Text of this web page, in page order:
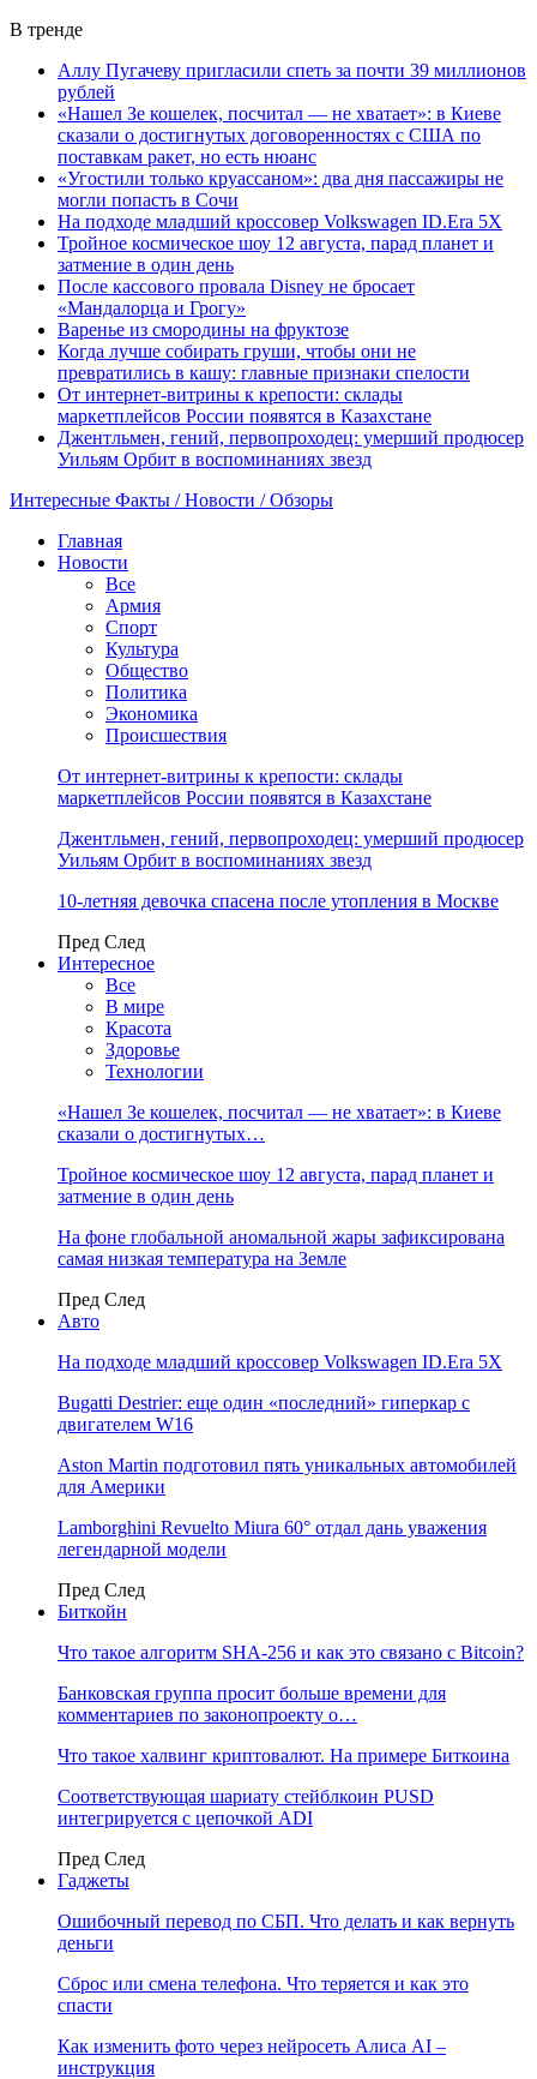
В тренде
Аллу Пугачеву пригласили спеть за почти 39 миллионов
рублей
«Нашел Зе кошелек, посчитал — не хватает»: в Киеве
сказали о достигнутых договоренностях с США по
поставкам ракет, но есть нюанс
«Угостили только круассаном»: два дня пассажиры не
могли попасть в Сочи
На подходе младший кроссовер Volkswagen ID.Era 5X
Тройное космическое шоу 12 августа, парад планет и
затмение в один день
После кассового провала Disney не бросает
«Мандалорца и Грогу»
Варенье из смородины на фруктозе
Когда лучше собирать груши, чтобы они не
превратились в кашу: главные признаки спелости
От интернет-витрины к крепости: склады
маркетплейсов России появятся в Казахстане
Джентльмен, гений, первопроходец: умерший продюсер
Уильям Орбит в воспоминаниях звезд
Интересные Факты / Новости / Обзоры
Главная
Новости
Все
Армия
Спорт
Культура
Общество
Политика
Экономика
Происшествия
От интернет-витрины к крепости: склады
маркетплейсов России появятся в Казахстане
Джентльмен, гений, первопроходец: умерший продюсер
Уильям Орбит в воспоминаниях звезд
10-летняя девочка спасена после утопления в Москве
Пред След
Интересное
Все
В мире
Красота
Здоровье
Технологии
«Нашел Зе кошелек, посчитал — не хватает»: в Киеве
сказали о достигнутых…
Тройное космическое шоу 12 августа, парад планет и
затмение в один день
На фоне глобальной аномальной жары зафиксирована
самая низкая температура на Земле
Пред След
Авто
На подходе младший кроссовер Volkswagen ID.Era 5X
Bugatti Destrier: еще один «последний» гиперкар с
двигателем W16
Aston Martin подготовил пять уникальных автомобилей
для Америки
Lamborghini Revuelto Miura 60° отдал дань уважения
легендарной модели
Пред След
Биткойн
Что такое алгоритм SHA-256 и как это связано с Bitcoin?
Банковская группа просит больше времени для
комментариев по законопроекту о…
Что такое халвинг криптовалют. На примере Биткоина
Соответствующая шариату стейблкоин PUSD
интегрируется с цепочкой ADI
Пред След
Гаджеты
Ошибочный перевод по СБП. Что делать и как вернуть
деньги
Сброс или смена телефона. Что теряется и как это
спасти
Как изменить фото через нейросеть Алиса AI –
инструкция